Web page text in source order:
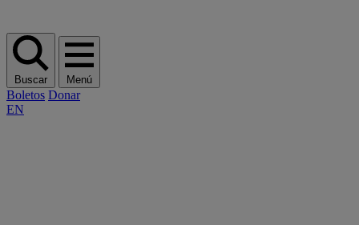
Buscar Menú
Boletos Donar
EN